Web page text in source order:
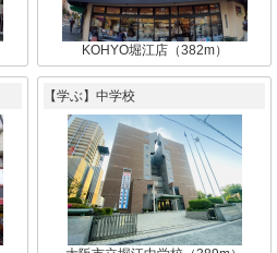
KOHYO堀江店（382m）
【学ぶ】中学校